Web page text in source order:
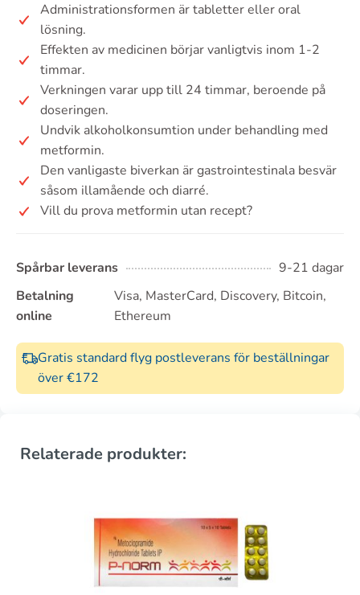
Administrationsformen är tabletter eller oral
lösning.
Effekten av medicinen börjar vanligtvis inom 1-2
timmar.
Verkningen varar upp till 24 timmar, beroende på
doseringen.
Undvik alkoholkonsumtion under behandling med
metformin.
Den vanligaste biverkan är gastrointestinala besvär
såsom illamående och diarré.
Vill du prova metformin utan recept?
Spårbar leverans
9-21 dagar
Betalning
online
Visa, MasterCard, Discovery, Bitcoin,
Ethereum
Gratis standard flyg postleverans för beställningar
över €172
Relaterade produkter: